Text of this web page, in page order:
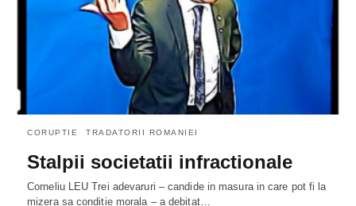
CORUPTIE TRADATORII ROMANIEI
Stalpii societatii infractionale
Corneliu LEU Trei adevaruri – candide in masura in care pot fi la
mizera sa condiție morala – a debitat…